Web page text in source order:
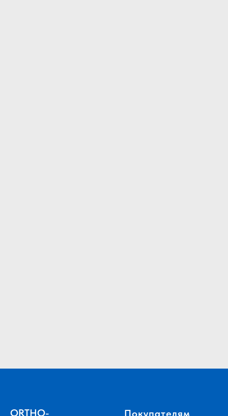
ORTHO-
Покупателям